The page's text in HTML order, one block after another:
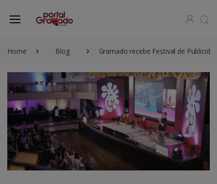
Home Blog Gramado recebe Festival de